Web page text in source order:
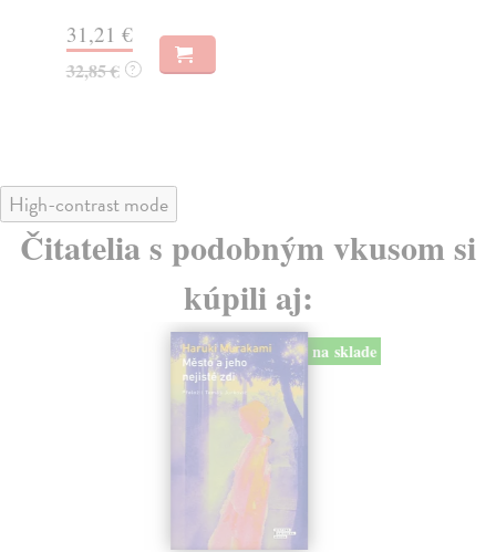
31,21 €
32,85 € ?
High-contrast mode
Čitatelia s podobným vkusom si
kúpili aj:
na sklade